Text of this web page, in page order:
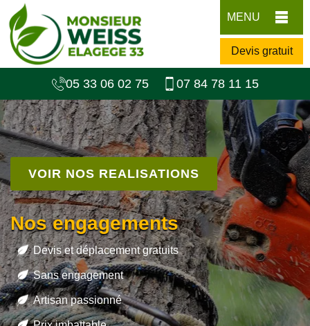
MENU
Devis gratuit
05 33 06 02 75 07 84 78 11 15
VOIR NOS REALISATIONS
Nos engagements
Devis et déplacement gratuits
Sans engagement
Artisan passionné